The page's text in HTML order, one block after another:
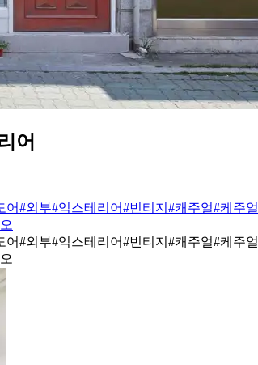
어
어#외부#익스테리어#빈티지 #캐주얼#케주얼
어#외부#익스테리어#빈티지 #캐주얼#케주얼